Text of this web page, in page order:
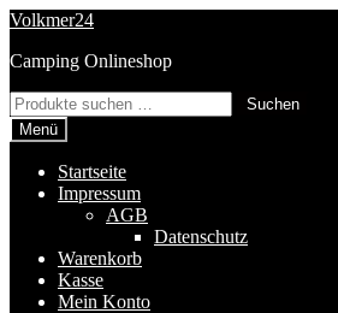
Zur
springen
Zum
springen
Volkmer24
Camping Onlineshop
Suchen
nach:
Suchen
Menü
Startseite
Impressum
AGB
Datenschutz
Warenkorb
Kasse
Mein Konto